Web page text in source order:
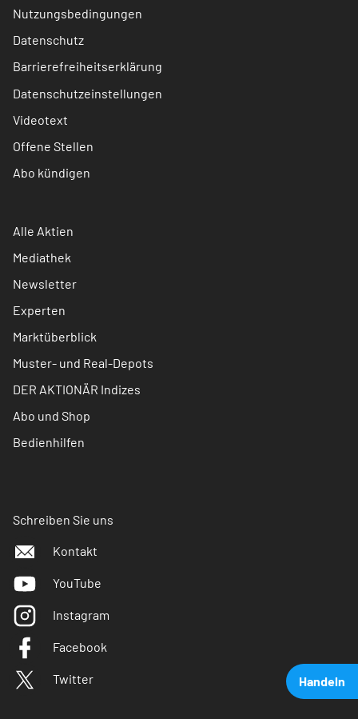
Handeln
Nutzungsbedingungen
Datenschutz
Barrierefreiheitserklärung
Datenschutzeinstellungen
Videotext
Offene Stellen
Abo kündigen
Alle Aktien
Mediathek
Newsletter
Experten
Marktüberblick
Muster- und Real-Depots
DER AKTIONÄR Indizes
Abo und Shop
Bedienhilfen
Schreiben Sie uns
Kontakt
YouTube
Instagram
Facebook
Twitter